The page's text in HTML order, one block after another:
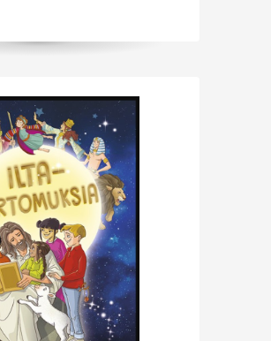
se asetteli sanoja mielessään. -